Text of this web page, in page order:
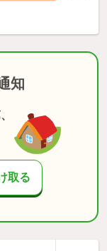
知
取る